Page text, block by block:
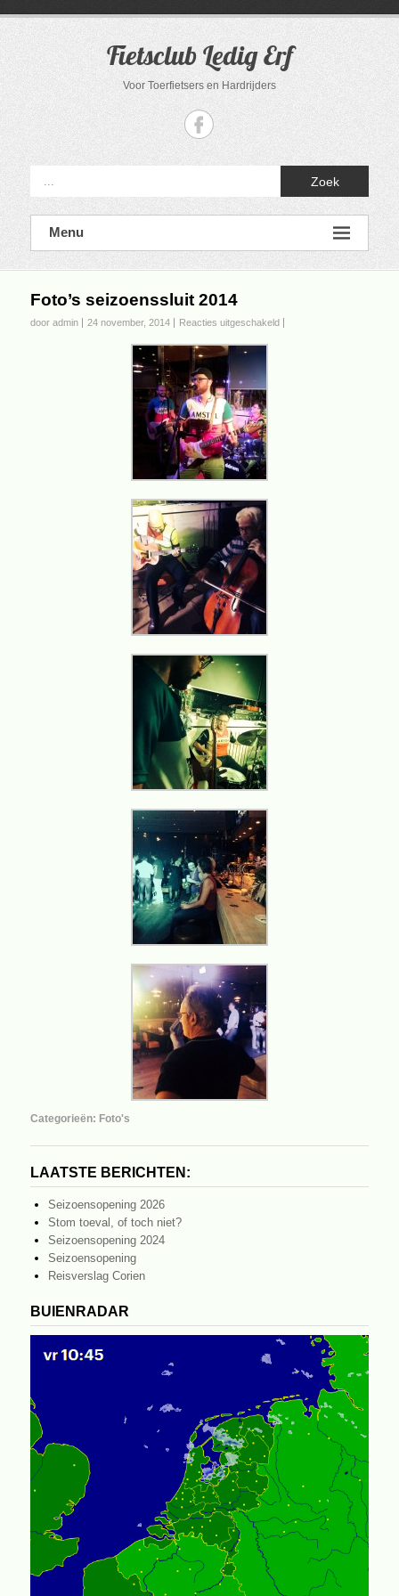
Fietsclub Ledig Erf
Voor Toerfietsers en Hardrijders
Zoek
Menu
Foto’s seizoenssluit 2014
door admin 24 november, 2014 Reacties uitgeschakeldvoor
Categorieën: Foto's
LAATSTE BERICHTEN:
Seizoensopening 2026
Stom toeval, of toch niet?
Seizoensopening 2024
Seizoensopening
Reisverslag Corien
BUIENRADAR